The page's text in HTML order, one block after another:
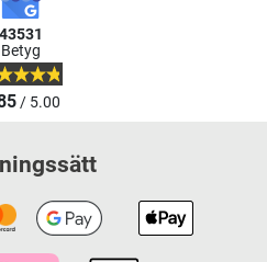
43531
Betyg
/ 5.00